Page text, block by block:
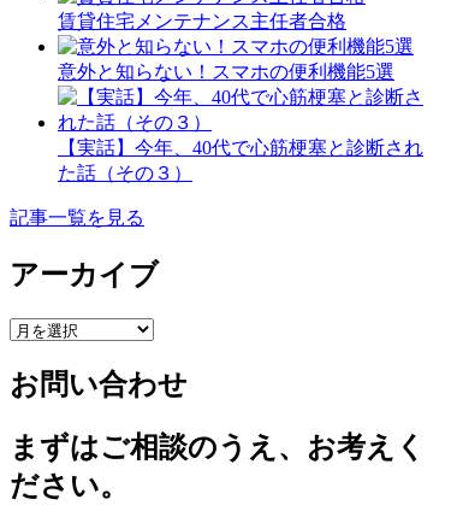
賃貸住宅メンテナンス主任者合格
意外と知らない！スマホの便利機能5選
【実話】今年、40代で心筋梗塞と診断され
た話（その３）
記事一覧を見る
アーカイブ
ア
カ
イ
ブ
お問い合わせ
まずはご相談のうえ、お考えく
ださい。